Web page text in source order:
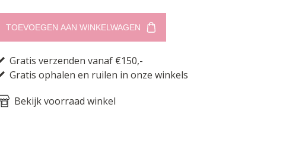
TOEVOEGEN AAN WINKELWAGEN
Gratis verzenden vanaf €150,-
Gratis ophalen en ruilen in onze winkels
Bekijk voorraad winkel